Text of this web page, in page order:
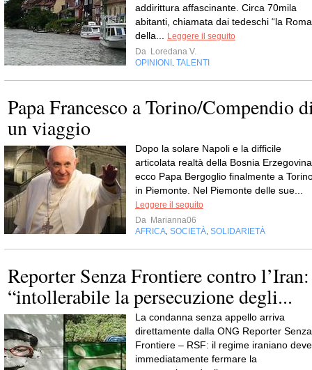
addirittura affascinante. Circa 70mila
abitanti, chiamata dai tedeschi “la Roma
della...
Leggere il seguito
Da Loredana V.
OPINIONI
TALENTI
Papa Francesco a Torino/Compendio
un viaggio
Dopo la solare Napoli e la difficile
articolata realtà della Bosnia
ecco Papa Bergoglio finalmente a
in Piemonte. Nel Piemonte delle sue...
Leggere il seguito
Da Marianna06
AFRICA SOCIETÀ SOLIDARIETÀ
Reporter Senza Frontiere contro l’Iran:
“intollerabile la persecuzione degli...
La condanna senza appello arriva
direttamente dalla ONG Reporter Senza
Frontiere – RSF: il regime iraniano deve
immediatamente fermare la